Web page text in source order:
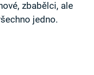
zbabělci, ale
jedno.